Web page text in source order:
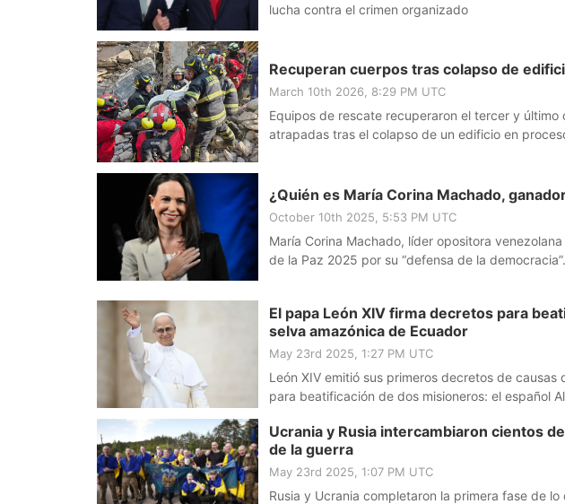
lucha contra el crimen organizado
Recuperan cuerpos tras colapso de
March 10th 2026, 8:29 PM UTC
Equipos de rescate recuperaron el tercer y
atrapadas tras el colapso de un edificio en
¿Quién es María Corina Machado,
October 10th 2025, 5:53 PM UTC
María Corina Machado, líder opositora
de la Paz 2025 por su “defensa de la
El papa León XIV firma decretos para
selva amazónica de Ecuador
May 23rd 2025, 1:27 PM UTC
León XIV emitió sus primeros decretos de
para beatificación de dos misioneros: el español
Ucrania y Rusia intercambiaron cientos
de la guerra
May 23rd 2025, 1:07 PM UTC
Rusia y Ucrania completaron la primera fase de